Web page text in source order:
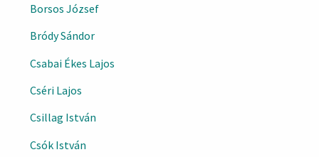
Borsos József
Bródy Sándor
Csabai Ékes Lajos
Cséri Lajos
Csillag István
Csók István